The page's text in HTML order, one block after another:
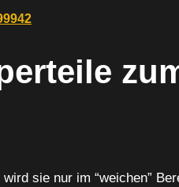
sie nur im “weichen”